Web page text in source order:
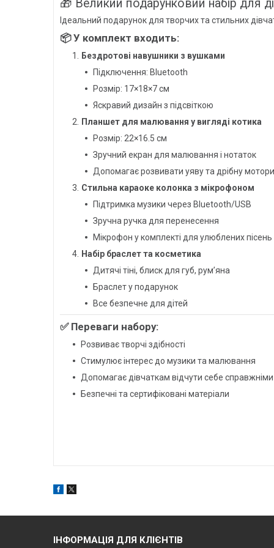
🎁 Великий подарунковий набір для
Ідеальний подарунок для творчих та стильних
📦 У комплект входить:
Бездротові навушники з вушками
Підключення: Bluetooth
Розмір: 17×18×7 см
Яскравий дизайн з підсвіткою
Планшет для малювання у вигляді котика
Розмір: 22×16.5 см
Зручний екран для малювання і нотаток
Допомагає розвивати уяву та дрібну
Стильна караоке колонка з мікрофоном
Підтримка музики через Bluetooth/USB
Зручна ручка для перенесення
Мікрофон у комплекті для улюблених пісень
Набір браслет та косметика
Дитячі тіні, блиск для губ, рум’яна
Браслет у подарунок
Все безпечне для дітей
✅ Переваги набору:
Розвиває творчі здібності
Стимулює інтерес до музики та малювання
Допомагає дівчаткам відчути себе
Безпечні та сертифіковані матеріали
ІНФОРМАЦІЯ ДЛЯ КЛІЄНТІВ